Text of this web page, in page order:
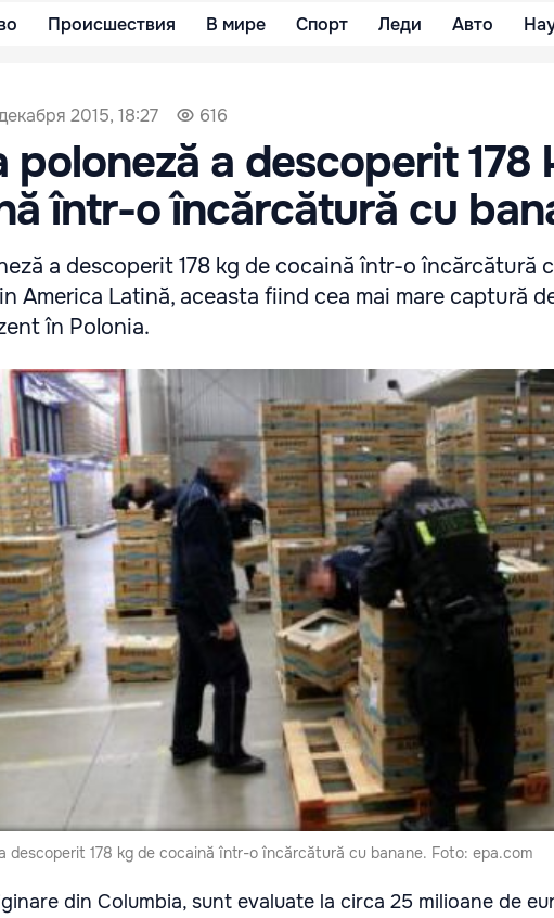
Происшествия В мире Спорт Леди Авто
2015, 18:27 616
poloneză a descoperit 178
într-o încărcătură cu
a descoperit 178 kg de cocaină într-o încărcătură
America Latină, aceasta fiind cea mai mare captură
în Polonia.
descoperit 178 kg de cocaină într-o încărcătură cu banane. Foto: epa.com
din Columbia, sunt evaluate la circa 25 milioane de